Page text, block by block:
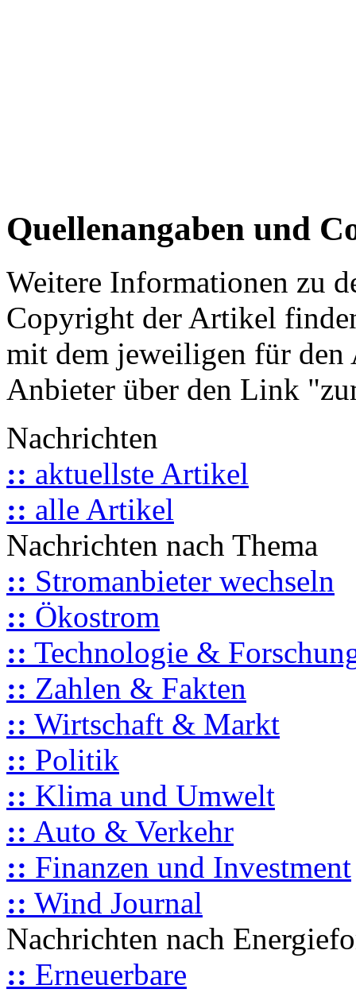
Quellenangaben und
Weitere Informationen zu
Copyright der Artikel
mit dem jeweiligen für
Anbieter über den Link
Nachrichten
:: aktuellste Artikel
:: alle Artikel
Nachrichten nach Thema
:: Stromanbieter wechseln
:: Ökostrom
:: Technologie &
:: Zahlen & Fakten
:: Wirtschaft & Markt
:: Politik
:: Klima und Umwelt
:: Auto & Verkehr
:: Finanzen und Investment
:: Wind Journal
Nachrichten nach
:: Erneuerbare